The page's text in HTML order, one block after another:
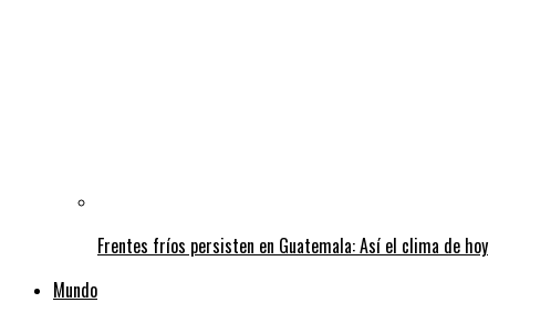
Frentes fríos persisten en Guatemala: Así el clima de hoy
Mundo